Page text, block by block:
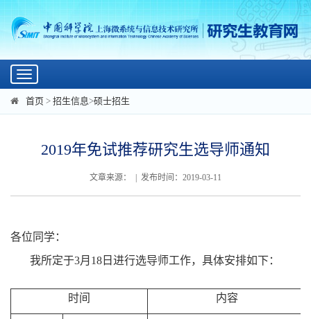
Toggle
navigation
首页 > 招生信息>硕士招生
2019年免试推荐研究生选导师通知
文章来源： | 发布时间：2019-03-11
各位同学：
我所定于3月 18日进行选导师工作，具体安排如下：
时间 内容